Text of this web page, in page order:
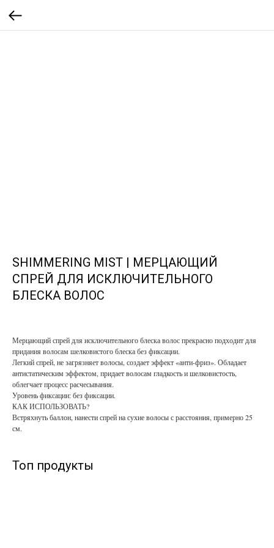
SHIMMERING MIST | МЕРЦАЮЩИЙ
СПРЕЙ ДЛЯ ИСКЛЮЧИТЕЛЬНОГО
БЛЕСКА ВОЛОС
Мерцающий спрей для исключительного блеска волос прекрасно подходит для
придания волосам шелковистого блеска без фиксации.
Легкий спрей, не загрязняет волосы, создает эффект «анти-фриз». Обладает
антистатическим эффектом, придает волосам гладкость и шелковистость,
облегчает процесс расчесывания.
Уровень фиксации: без фиксации.
КАК ИСПОЛЬЗОВАТЬ?
Встряхнуть баллон, нанести спрей на сухие волосы с расстояния, примерно 25
см.
Топ продукты